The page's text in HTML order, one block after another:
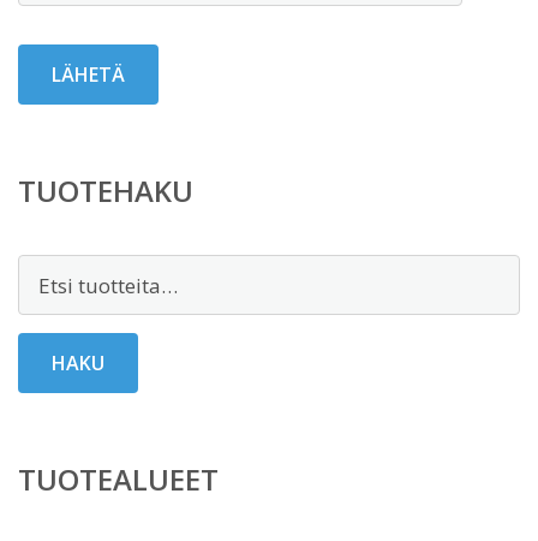
TUOTEHAKU
HAKU
TUOTEALUEET